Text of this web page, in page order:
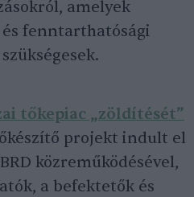
amelyek
fenntarthatósági
tőkepiac „zöldítését”
projekt indult el
közreműködésével,
a befektetők és